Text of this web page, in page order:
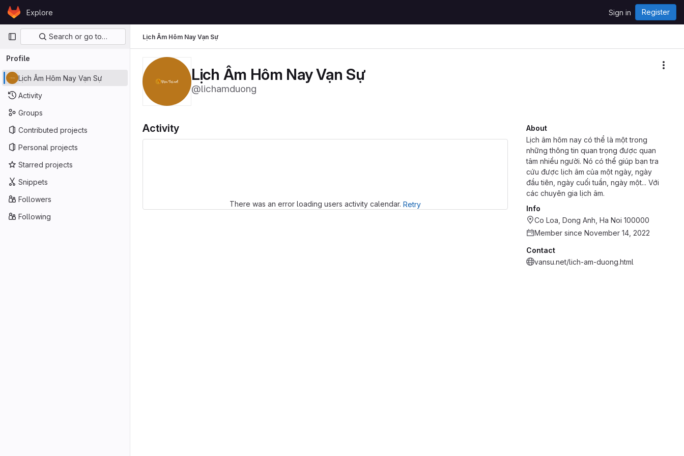
Skip to content
GitLabExplore Sign in Register
Primary navigation
Search or go to…
Profile
Lịch Âm Hôm Nay Vạn Sự
Activity
Groups
Contributed projects
Personal projects
Starred projects
Snippets
Followers
Following
Lịch Âm Hôm Nay Vạn Sự
Lịch Âm Hôm Nay Vạn Sự
@lichamduong
Activity
There was an error loading users activity calendar. Retry
About
Lịch âm hôm nay có thể là một trong
những thông tin quan trọng được quan
tâm nhiều người. Nó có thể giúp bạn tra
cứu được lịch âm của một ngày, ngày
đầu tiên, ngày cuối tuần, ngày một... Với
các chuyên gia lịch âm.
Info
Co Loa, Dong Anh, Ha Noi 100000
Member since November 14, 2022
Contact
vansu.net/lich-am-duong.html